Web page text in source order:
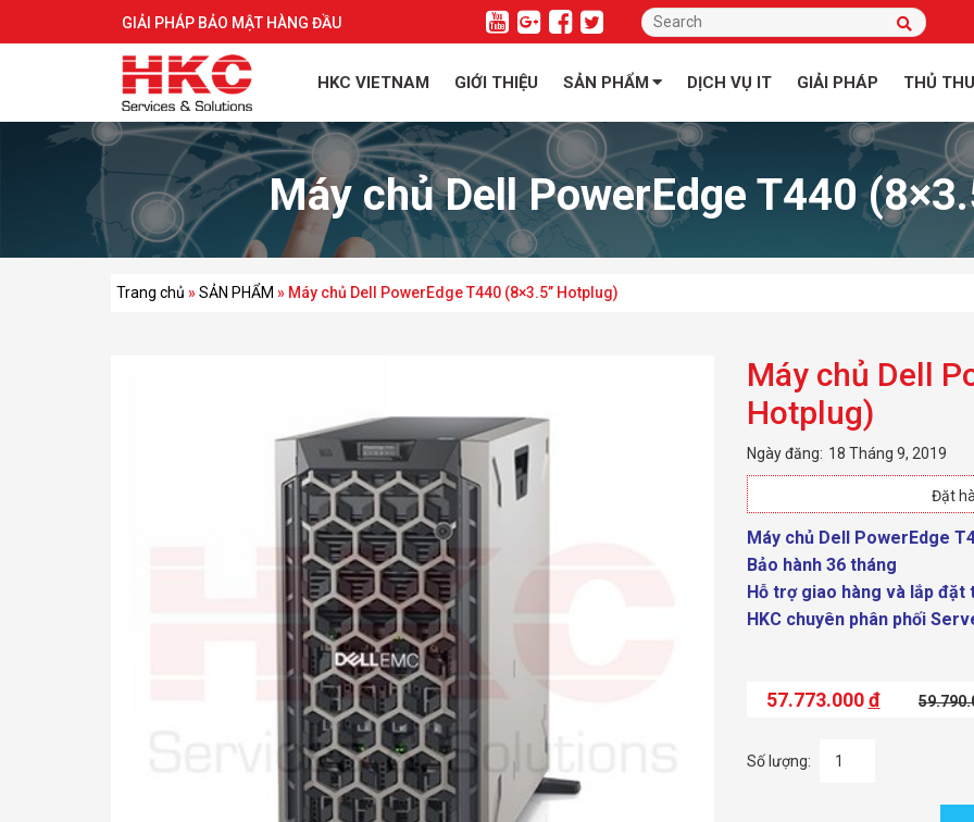
GIẢI PHÁP BẢO MẬT HÀNG ĐẦU
HKC VIETNAM GIỚI THIỆU SẢN PHẨM DỊCH VỤ IT GIẢI PHÁP THỦ
Máy chủ Dell PowerEdge T440
Trang chủ »SẢN PHẨM » Máy chủ Dell PowerEdge T440 (8×3.5” Hotplug)
Máy chủ Dell
Hotplug)
Ngày đăng: 18 Tháng 9, 2019
Đặt
Máy chủ Dell PowerEdge
Bảo hành 36 tháng
Hỗ trợ giao hàng và lắp đặt
HKC chuyên phân phối
57.773.000đ
Số lượng: